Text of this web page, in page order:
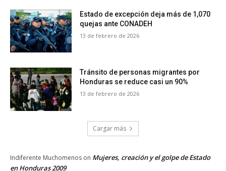
Estado de excepción deja más de 1,070
quejas ante CONADEH
13 de febrero de 2026
Tránsito de personas migrantes por
Honduras se reduce casi un 90%
13 de febrero de 2026
Cargar más
Indiferente Muchomenos on Mujeres, creación y el golpe de Estado
en Honduras 2009